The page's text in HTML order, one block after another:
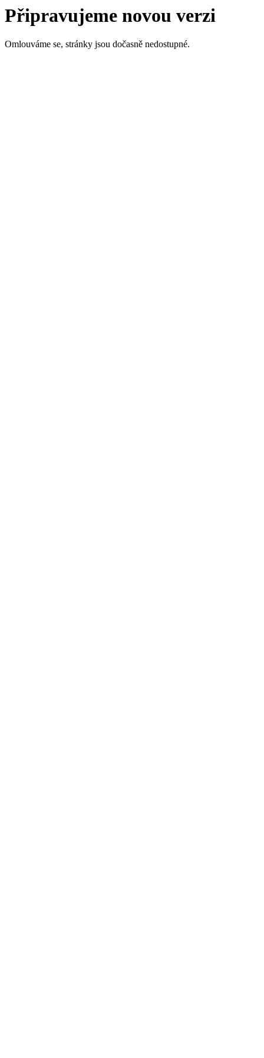
Připravujeme novou verzi
Omlouváme se, stránky jsou dočasně nedostupné.